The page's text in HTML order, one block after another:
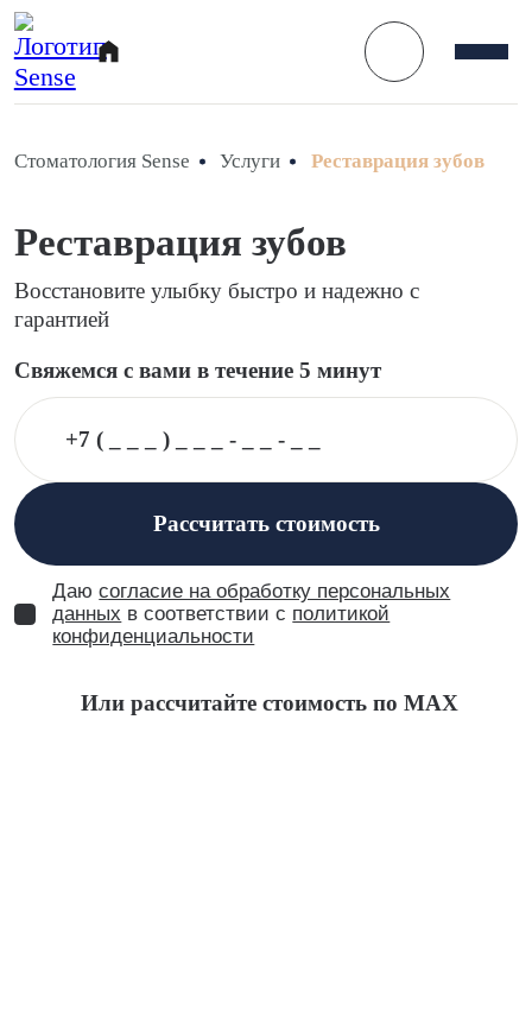
Стоматология Sense Услуги Реставрация зубов
Реставрация зубов
Восстановите улыбку быстро и надежно с
гарантией
Свяжемся с вами в течение 5 минут
Рассчитать стоимость
Даюсогласие на обработку персональных
данных в соответствии с политикой
конфиденциальности
Или рассчитайте стоимость по MAX